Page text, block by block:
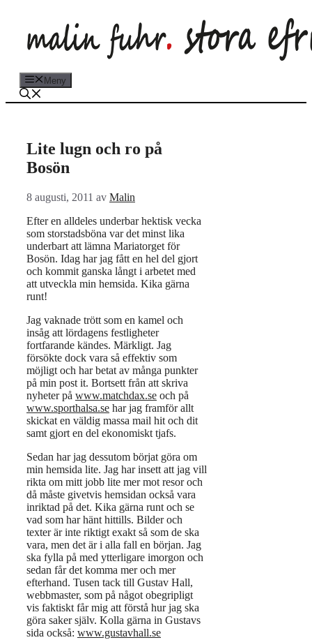
innehåll
Meny
Lite lugn och ro på
Bosön
8 augusti, 2011 av Malin
Efter en alldeles underbar hektisk vecka
som storstadsböna var det minst lika
underbart att lämna Mariatorget för
Bosön. Idag har jag fått en hel del gjort
och kommit ganska långt i arbetet med
att utveckla min hemsida. Kika gärna
runt!
Jag vaknade trött som en kamel och
insåg att lördagens festligheter
fortfarande kändes. Märkligt. Jag
försökte dock vara så effektiv som
möjligt och har betat av många punkter
på min post it. Bortsett från att skriva
nyheter på www.matchdax.se och på
www.sporthalsa.se har jag framför allt
skickat en väldig massa mail hit och dit
samt gjort en del ekonomiskt tjafs.
Sedan har jag dessutom börjat göra om
min hemsida lite. Jag har insett att jag vill
rikta om mitt jobb lite mer mot resor och
då måste givetvis hemsidan också vara
inriktad på det. Kika gärna runt och se
vad som har hänt hittills. Bilder och
texter är inte riktigt exakt så som de ska
vara, men det är i alla fall en början. Jag
ska fylla på med ytterligare imorgon och
sedan får det komma mer och mer
efterhand. Tusen tack till Gustav Hall,
webbmaster, som på något obegripligt
vis faktiskt får mig att förstå hur jag ska
göra saker själv. Kolla gärna in Gustavs
sida också: www.gustavhall.se